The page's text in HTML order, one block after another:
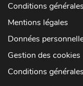
Conditions
Mentions légales
Données
Gestion des cookies
Conditions